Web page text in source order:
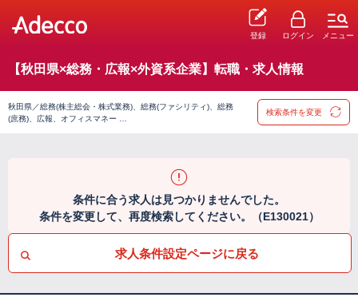
登録 ログイン メニュー
【秋田県×総務・広報×外資系企業】転職・求人情報
秋田県／総務(株主総会・株式業務)、総務(ファシリティ)、総務
(庶務)、広報、オフィスマネー …
検索条件を変更
条件に合う求人は見つかりませんでした。
条件を変更して、再度検索してください。（E130021）
求人条件設定ページに戻る